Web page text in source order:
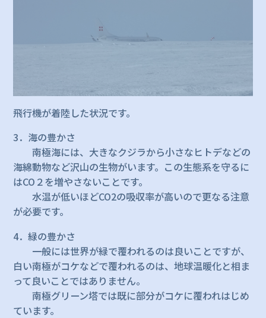
飛行機が着陸した状況です。
3．海の豊かさ
南極海には、大きなクジラから小さなヒトデなどの
海綿動物など沢山の生物がいます。この生態系を守るに
はCO２を増やさないことです。
水温が低いほどCO2の吸収率が高いので更なる注意
が必要です。
4．緑の豊かさ
一般には世界が緑で覆われるのは良いことですが、
白い南極がコケなどで覆われるのは、地球温暖化と相ま
って良いことではありません。
南極グリーン塔では既に部分がコケに覆われはじめ
ています。